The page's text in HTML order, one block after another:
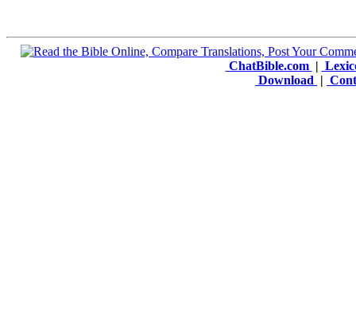
ChatBible.com |
Download |